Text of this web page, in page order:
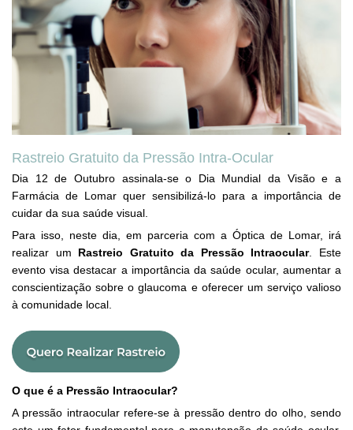
Rastreio Gratuito da Pressão Intra-Ocular
Dia 12 de Outubro assinala-se o Dia Mundial da Visão e a
Farmácia de Lomar quer sensibilizá-lo para a importância de
cuidar da sua saúde visual.
Para isso, neste dia, em parceria com a Óptica de Lomar, irá
realizar um Rastreio Gratuito da Pressão Intraocular. Este
evento visa destacar a importância da saúde ocular, aumentar a
conscientização sobre o glaucoma e oferecer um serviço valioso
à comunidade local.
O que é a Pressão Intraocular?
A pressão intraocular refere-se à pressão dentro do olho, sendo